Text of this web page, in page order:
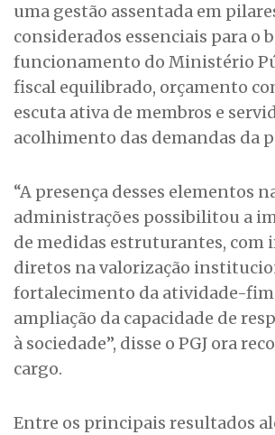
uma gestão assentada em
considerados essenciais para o
funcionamento do Ministério
fiscal equilibrado, orçamento
escuta ativa de membros e
acolhimento das demandas da
“A presença desses elementos
administrações possibilitou a
de medidas estruturantes, com
diretos na valorização
fortalecimento da atividade-fim
ampliação da capacidade de
à sociedade”, disse o PGJ ora
cargo.
Entre os principais resultados